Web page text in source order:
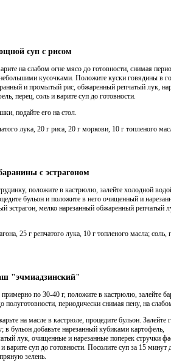
суп с рисом
на слабом огне мясо до готовности, снимая
кусочками. Положите куски говядины в
и промытый рис, обжаренный репчатый лук,
перец, соль и варите суп до готовности.
подайте его на стол.
лука, 20 г риса, 20 г моркови, 10 г топленого
с эстрагоном
положите в кастрюлю, залейте холодной
бульон и положите в него очищенный и
эстрагон, мелко нарезанный обжаренный репчатый
25 г репчатого лука, 10 г топленого масла; соль,
"эчмиадзинский"
по 30-40 г, положите в кастрюлю, залейте
периодически снимая пену, на
на масле в кастрюле, процедите бульон. Залейте
бульон добавьте нарезанный кубиками картофель,
лук, очищенные и нарезанные поперек стручки
суп до готовности. Посолите суп за 15 минут
зелень.